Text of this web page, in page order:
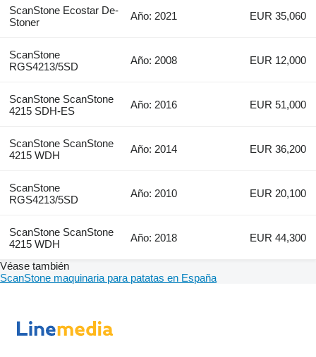
ScanStone Ecostar De-
Stoner
Año: 2021 EUR 35,060
ScanStone
RGS4213/5SD
Año: 2008 EUR 12,000
ScanStone ScanStone
4215 SDH-ES
Año: 2016 EUR 51,000
ScanStone ScanStone
4215 WDH
Año: 2014 EUR 36,200
ScanStone
RGS4213/5SD
Año: 2010 EUR 20,100
ScanStone ScanStone
4215 WDH
Año: 2018 EUR 44,300
Véase también
ScanStone maquinaria para patatas en España